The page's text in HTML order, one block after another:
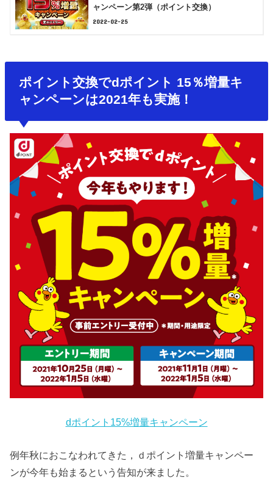
ャンペーン第2弾（ポイント交換）
2022-02-25
ポイント交換でdポイント 15％増量キ
ャンペーンは2021年も実施！
dポイント15%増量キャンペーン
例年秋におこなわれてきた，ｄポイント増量キャンペー
ンが今年も始まるという告知が来ました。